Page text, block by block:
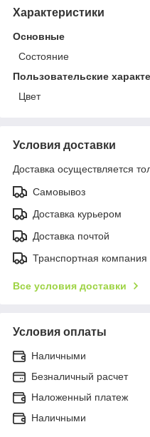
Характеристики
Основные
Состояние
Пользовательские
Цвет
Условия доставки
Доставка осуществляется
Самовывоз
Доставка курьером
Доставка почтой
Транспортная компания
Все условия доставки
Условия оплаты
Наличными
Безналичный расчет
Наложенный платеж
Наличными